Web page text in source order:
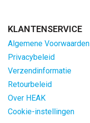
KLANTENSERVICE
Algemene Voorwaarden
Privacybeleid
Verzendinformatie
Retourbeleid
Over HEAK
Cookie-instellingen